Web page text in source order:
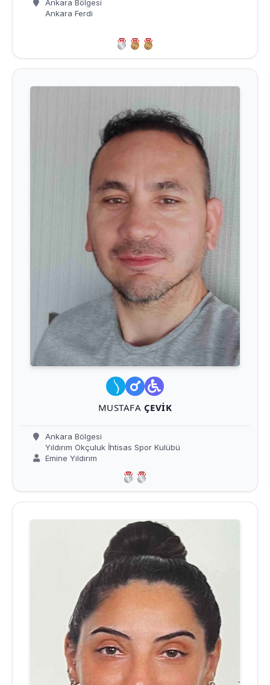
Ankara Bölgesi
Ankara Ferdi
MUSTAFA ÇEVIK
Ankara Bölgesi
Yıldırım Okçuluk İhtisas Spor Kulübü
Emine Yıldırım